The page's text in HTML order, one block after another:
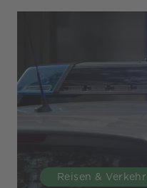
Reisen & Verkehr